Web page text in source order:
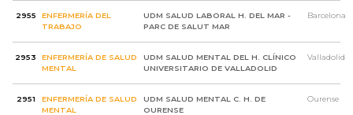
2955
ENFERMERÍA DEL
TRABAJO
UDM SALUD LABORAL H. DEL MAR -
PARC DE SALUT MAR
Barcelona
2953
ENFERMERÍA DE SALUD
MENTAL
UDM SALUD MENTAL DEL H. CLÍNICO
UNIVERSITARIO DE VALLADOLID
Valladolid
2951
ENFERMERÍA DE SALUD
MENTAL
UDM SALUD MENTAL C. H. DE
OURENSE
Ourense